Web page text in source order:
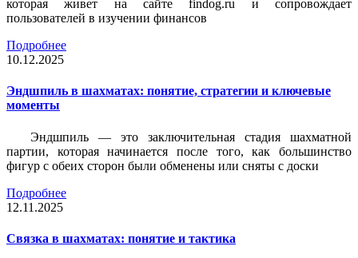
которая живет на сайте findog.ru и сопровождает
пользователей в изучении финансов
Подробнее
10.12.2025
Эндшпиль в шахматах: понятие, стратегии и ключевые
моменты
Эндшпиль — это заключительная стадия шахматной
партии, которая начинается после того, как большинство
фигур с обеих сторон были обменены или сняты с доски
Подробнее
12.11.2025
Связка в шахматах: понятие и тактика